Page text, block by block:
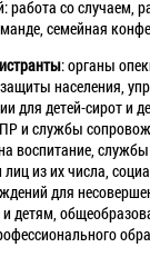
работа со случаем,
семейная
: органы
населения,
для детей-сирот и
и службы
воспитание,
лиц из их числа,
для
детям,